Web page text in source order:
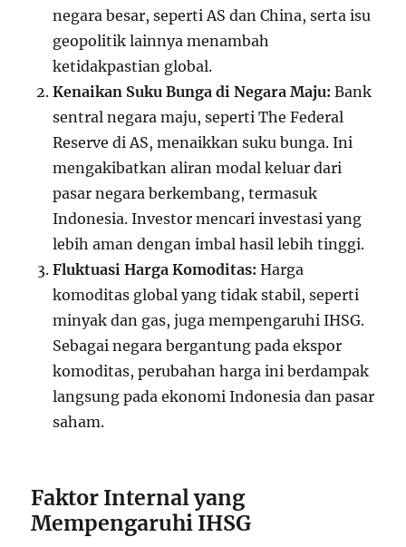
negara besar, seperti AS dan China, serta isu
geopolitik lainnya menambah
ketidakpastian global.
Kenaikan Suku Bunga di Negara Maju: Bank
sentral negara maju, seperti The Federal
Reserve di AS, menaikkan suku bunga. Ini
mengakibatkan aliran modal keluar dari
pasar negara berkembang, termasuk
Indonesia. Investor mencari investasi yang
lebih aman dengan imbal hasil lebih tinggi.
Fluktuasi Harga Komoditas: Harga
komoditas global yang tidak stabil, seperti
minyak dan gas, juga mempengaruhi IHSG.
Sebagai negara bergantung pada ekspor
komoditas, perubahan harga ini berdampak
langsung pada ekonomi Indonesia dan pasar
saham.
Faktor Internal yang
Mempengaruhi IHSG